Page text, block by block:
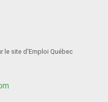
le site d'Emploi Québec